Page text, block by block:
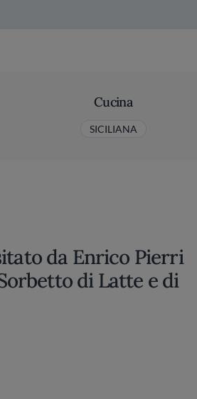
Cucina
SICILIANA
da Enrico Pierri
di Latte e di